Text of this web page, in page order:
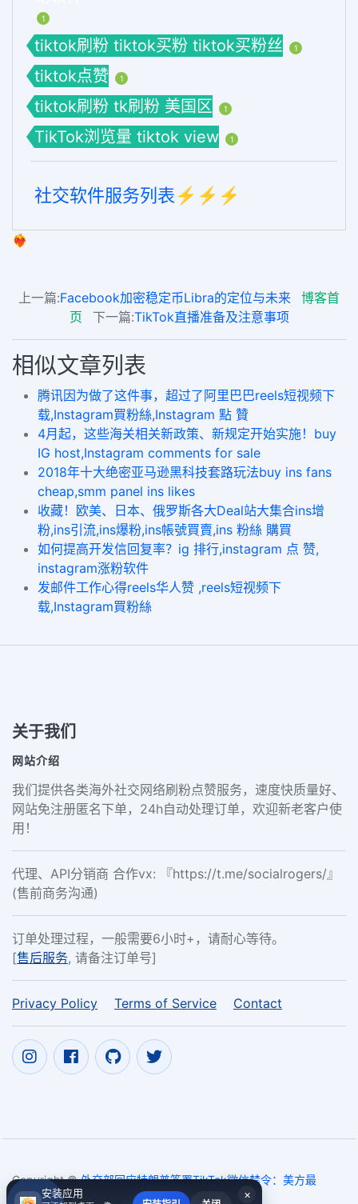
1
tiktok刷粉 tiktok买粉 tiktok买粉丝 1
tiktok点赞 1
tiktok刷粉 tk刷粉 美国区 1
TikTok浏览量 tiktok view 1
社交软件服务列表⚡️⚡️⚡️
❤️‍🔥
上一篇:Facebook加密稳定币Libra的定位与未来
博客首
页
下一篇:TikTok直播准备及注意事项
相似文章列表
腾讯因为做了这件事，超过了阿里巴巴reels短视频下
载,Instagram買粉絲,Instagram 點 贊
4月起，这些海关相关新政策、新规定开始实施！buy
IG host,Instagram comments for sale
2018年十大绝密亚马逊黑科技套路玩法buy ins fans
cheap,smm panel ins likes
收藏！欧美、日本、俄罗斯各大Deal站大集合ins增
粉,ins引流,ins爆粉,ins帳號買賣,ins 粉絲 購買
如何提高开发信回复率？ig 排行,instagram 点 赞,
instagram涨粉软件
发邮件工作心得reels华人赞 ,reels短视频下
载,Instagram買粉絲
关于我们
网站介绍
我们提供各类海外社交网络刷粉点赞服务，速度快质量好、
网站免注册匿名下单，24h自动处理订单，欢迎新老客户使
用！
代理、API分销商 合作vx: 『https://t.me/socialrogers/』
(售前商务沟通)
订单处理过程，一般需要6小时+，请耐心等待。
[售后服务, 请备注订单号]
Privacy Policy Terms of Service Contact
Copyright ©外交部回应特朗普签署TikTok微信禁令：美方最
终将自食其果！
2017~2026 ×
安装应用